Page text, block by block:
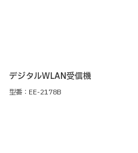
デジタルWLAN受信機
型番：EE-2178B